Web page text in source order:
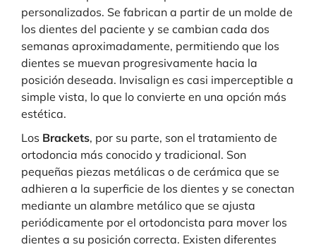
personalizados. Se fabrican a partir de un molde de
los dientes del paciente y se cambian cada dos
semanas aproximadamente, permitiendo que los
dientes se muevan progresivamente hacia la
posición deseada. Invisalign es casi imperceptible a
simple vista, lo que lo convierte en una opción más
estética.
Los Brackets, por su parte, son el tratamiento de
ortodoncia más conocido y tradicional. Son
pequeñas piezas metálicas o de cerámica que se
adhieren a la superficie de los dientes y se conectan
mediante un alambre metálico que se ajusta
periódicamente por el ortodoncista para mover los
dientes a su posición correcta. Existen diferentes